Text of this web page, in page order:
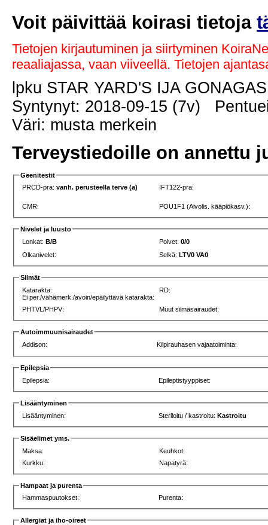
Voit päivittää koirasi tietoja
Tietojen kirjautuminen ja siirtyminen
reaaliajassa, vaan viiveellä. Tietojen
lpku STAR YARD'S IJA
Syntynyt: 2018-09-15 (7v)
Väri: musta merkein
Terveystiedoille on annettu
Geenitestit
PRCD-pra:vanh. perusteella terve (a) IFT122-pra:
CMR: POU1F1 (Aivolis. kääpiökasv.):
Nivelet ja luusto
Lonkat:B/B Polvet:0/0
Olkanivelet:
Selkä:LTV0 VA0
Silmät
Katarakta:
Ei per./vähämerk./avoin/epäilyttävä katarakta:
RD:
PHTVL/PHPV: Muut silmäsairaudet:
Autoimmuunisairaudet
Addison:
Kilpirauhasen vajaatoiminta:
Epilepsia
Epilepsia:
Epileptistyyppiset:
Lisääntyminen
Lisääntyminen:
Steriloitu / kastroitu:Kastroitu
Sisäelimet yms.
Maksa:
Keuhkot:
Kurkku:
Napatyrä:
Hampaat ja purenta
Hammaspuutokset:
Purenta:
Allergiat ja iho-oireet